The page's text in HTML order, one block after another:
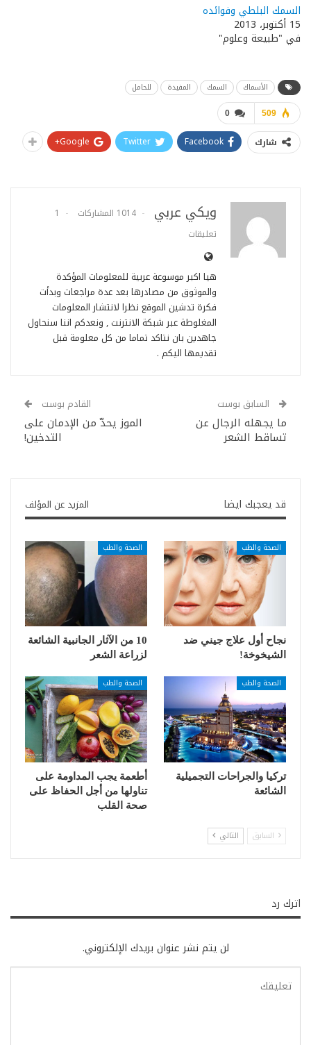
السمك البلطي وفوائده
15 أكتوبر، 2013
في "طبيعة وعلوم"
الأسماك السمك المفيدة للحامل
0 509
شارك Facebook
Twitter
Google+
ويكي عربي 1014 المشاركات
1
تعليقات
هيا اكبر موسوعة عربية للمعلومات المؤكدة
والموثوق من مصادرها بعد عدة مراجعات وبدأت
فكرة تدشين الموقع نظرا لانتشار المعلومات
المغلوطة عبر شبكة الانترنت , ونعدكم اننا سنحاول
جاهدين بان نتاكد تماما من كل معلومة قبل
تقديمها اليكم .
السابق بوست
ما يجهله الرجال عن
تساقط الشعر
القادم بوست
الموز يحدّ من الإدمان على
التدخين!
قد يعجبك ايضا المزيد عن المؤلف
الصحة والطب
نجاح أول علاج جيني ضد
الشيخوخة!
الصحة والطب
10 من الآثار الجانبية الشائعة
لزراعة الشعر
الصحة والطب
تركيا والجراحات التجميلية
الشائعة
الصحة والطب
أطعمة يجب المداومة على
تناولها من أجل الحفاظ على
صحة القلب
السابق التالي
اترك رد
لن يتم نشر عنوان بريدك الإلكتروني.